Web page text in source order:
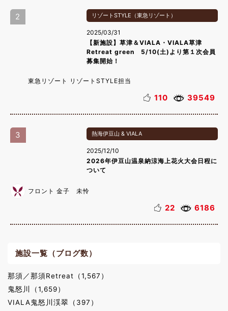
2 リゾートSTYLE（東急リゾート）
2025/03/31
【新施設】草津＆VIALA・VIALA草津
Retreat green 5/10(土)より第１次会員
募集開始！
東急リゾート リゾートSTYLE担当
110 39549
3 熱海伊豆山 & VIALA
2025/12/10
2026年伊豆山温泉納涼海上花火大会日程に
ついて
フロント 金子 未怜
22 6186
施設一覧（ブログ数）
那須／那須Retreat（1,567）
鬼怒川（1,659）
VIALA鬼怒川渓翠（397）